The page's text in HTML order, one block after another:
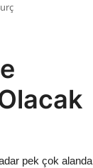
pek çok alanda